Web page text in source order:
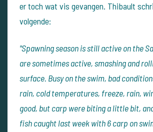
er toch wat vis gevangen. Thibault
volgende:
"Spawning season is still active on the
are sometimes active, smashing and
surface. Busy on the swim, bad
rain, cold temperatures, freeze, rain,
good, but carp were biting a little bit, and
fish caught last week with 6 carp on